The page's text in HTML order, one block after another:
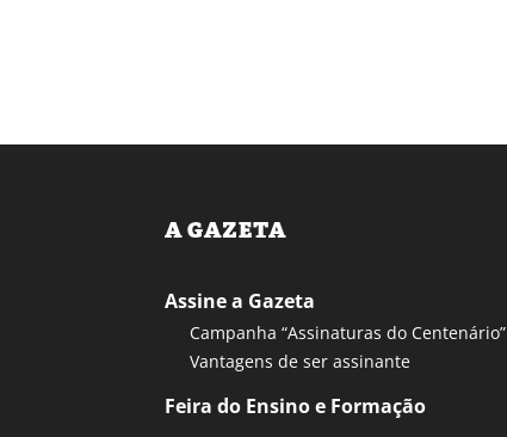
A GAZETA
Assine a Gazeta
Campanha “Assinaturas do Centenário”
Vantagens de ser assinante
Feira do Ensino e Formação